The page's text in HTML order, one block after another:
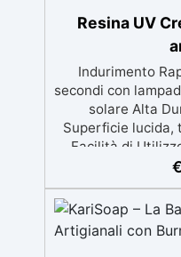
Resina UV
Indurimento
secondi con
solare Alta
Superficie lucida,
Facilità di
richiesto,
decorazioni
Non lascia
€